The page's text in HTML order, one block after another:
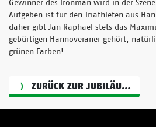
Gewinner des Ironman wird in der
Aufgeben ist für den Triathleten aus
daher gibt Jan Raphael stets das
gebürtigen Hannoveraner gehört,
grünen Farben!
ZURÜCK ZUR JUBILÄUMSGRAFIK